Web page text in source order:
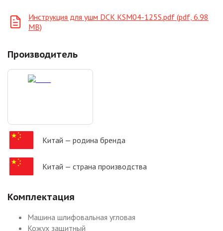
Инструкция для ушм DCK KSM04-125S.pdf (pdf, 6.98
MB)
Производитель
Китай — родина бренда
Китай — страна производства
Комплектация
Машина шлифовальная угловая
Кожух защитный